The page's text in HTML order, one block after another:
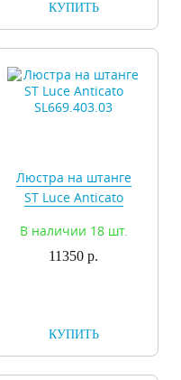
КУПИТЬ
Люстра на штанге
ST Luce Anticato
В наличии 18 шт.
11350 р.
КУПИТЬ